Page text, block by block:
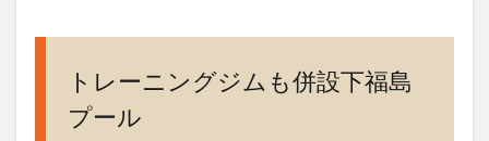
トレーニングジムも併設下福島
プール